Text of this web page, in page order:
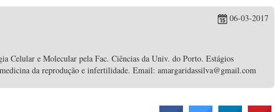
06-03-2017
Celular e Molecular pela Fac. Ciências da Univ. do Porto. Estágios
da reprodução e infertilidade. Email: amargaridassilva@gmail.com